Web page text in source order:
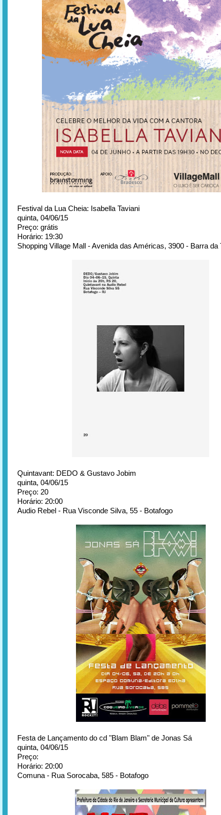
Festival da Lua Cheia: Isabella Taviani
quinta, 04/06/15
Preço: grátis
Horário: 19:30
Shopping Village Mall - Avenida das Américas, 3900 - Barra da
Quintavant: DEDO & Gustavo Jobim
quinta, 04/06/15
Preço: 20
Horário: 20:00
Audio Rebel - Rua Visconde Silva, 55 - Botafogo
Festa de Lançamento do cd "Blam Blam" de Jonas Sá
quinta, 04/06/15
Preço:
Horário: 20:00
Comuna - Rua Sorocaba, 585 - Botafogo